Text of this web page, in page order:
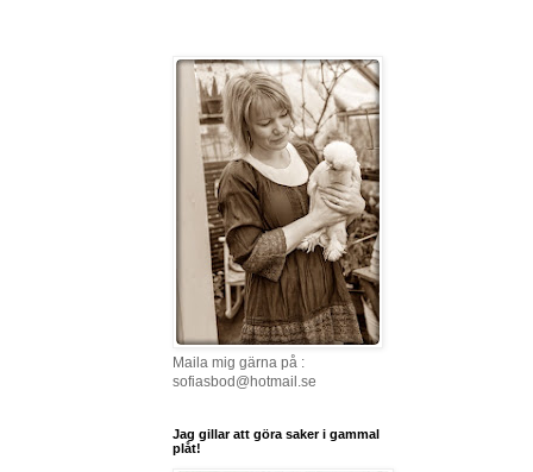
Maila mig gärna på :
sofiasbod@hotmail.se
Jag gillar att göra saker i gammal
plåt!